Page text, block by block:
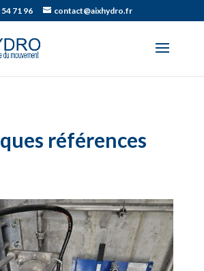
54 71 96 contact@aixhydro.fr
références